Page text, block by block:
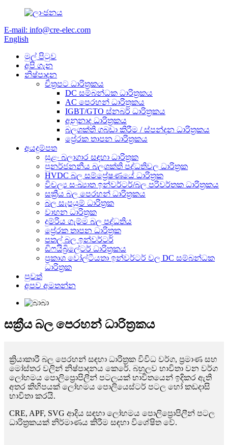
E-mail: info@cre-elec.com
English
මුල් පිටුව
අපි ගැන
නිෂ්පාදන
චිත්‍රපට ධාරිත්‍රකය
DC සම්බන්ධක ධාරිත්‍රකය
AC පෙරහන් ධාරිත්‍රකය
IGBT/GTO ස්නබර් ධාරිත්‍රකය
අනුනාද ධාරිත්‍රකය
බලශක්ති ගබඩා කිරීම / ස්පන්දන ධාරිත්‍රකය
ප්‍රේරක තාපන ධාරිත්‍රකය
අයදුම්පත
සුළං බලාගාර සඳහා ධාරිත්‍රක
පුනර්ජනනීය බලශක්ති පද්ධතිවල ධාරිත්‍රක
HVDC බල සම්ප්‍රේෂණයේ ධාරිත්‍රක
විචල්‍ය සංඛ්‍යාත ඉන්වර්ටර්/බල පරිවර්තක ධාරිත්‍රකය
සක්‍රීය බල පෙරහන් ධාරිත්‍රකය
බල සැපයුම් ධාරිත්‍රක
වාහන ධාරිත්‍රක
දුම්රිය ගැම්ම බල පද්ධතිය
ප්‍රේරක තාපන ධාරිත්‍රක
පතල් බල ඉන්වර්ටර්
ඩිෆයිබ්‍රිලේටර් ධාරිත්‍රකය
ප්‍රකාශ වෝල්ටීයතා ඉන්වර්ටර් වල DC සම්බන්ධක
ධාරිත්‍රක
පුවත්
අපව අමතන්න
සක්‍රීය බල පෙරහන් ධාරිත්‍රකය
ක්‍රියාකාරී බල පෙරහන් සඳහා ධාරිත්‍රක විවිධ වර්ග, ප්‍රමාණ සහ
මෝස්තර වලින් නිෂ්පාදනය කෙරේ. බහුලව භාවිතා වන වර්ග
ලෝහමය පොලිප්‍රොපිලීන් පටලයක් භාවිතයෙන් ඉදිකර ඇති
අතර කිහිපයක් ලෝහමය පොලියෙස්ටර් පටල හෝ කඩදාසි
භාවිතා කරයි.
CRE, APF, SVG ආදිය සඳහා ලෝහමය පොලිප්‍රොපිලීන් පටල
ධාරිත්‍රකයක් නිර්මාණය කිරීම සඳහා විශේෂිත වේ.